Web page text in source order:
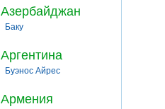
Азербайджан
Баку
Аргентина
Буэнос Айрес
Армения